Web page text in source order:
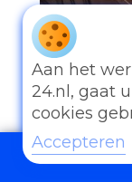
Aan het
24.nl, gaat
cookies
Accepteren